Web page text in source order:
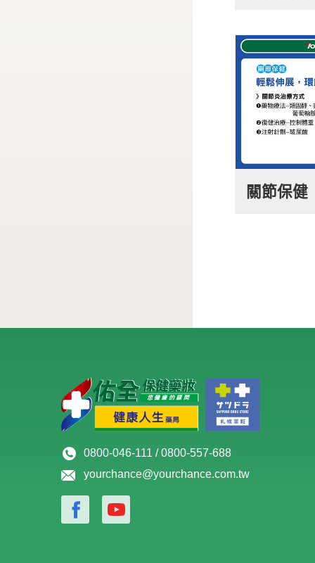
關節保健
0800-046-111 / 0800-557-688
yourchance@yourchance.com.tw